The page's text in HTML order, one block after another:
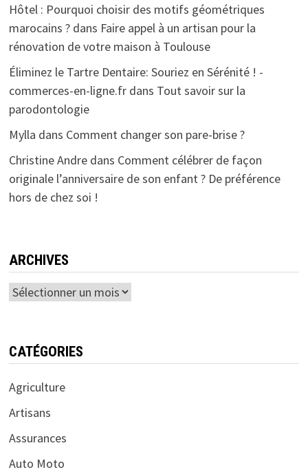
Hôtel : Pourquoi choisir des motifs géométriques
marocains ?dans Faire appel à un artisan pour la
rénovation de votre maison à Toulouse
Éliminez le Tartre Dentaire: Souriez en Sérénité ! -
commerces-en-ligne.frdans Tout savoir sur la
parodontologie
Mylla dans Comment changer son pare-brise ?
Christine Andredans Comment célébrer de façon
originale l’anniversaire de son enfant ? De préférence
hors de chez soi !
ARCHIVES
Archives
CATÉGORIES
Agriculture
Artisans
Assurances
Auto Moto